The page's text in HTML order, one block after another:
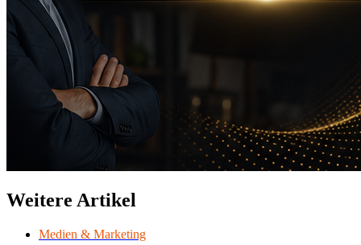
Weitere Artikel
Medien & Marketing